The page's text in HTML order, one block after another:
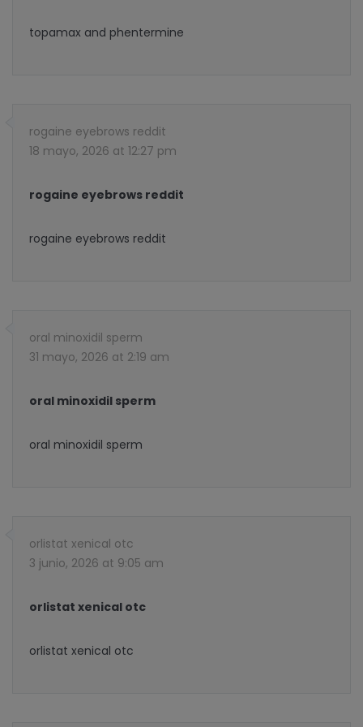
topamax and phentermine
rogaine eyebrows reddit
18 mayo, 2026 at 12:27 pm
rogaine eyebrows reddit
rogaine eyebrows reddit
oral minoxidil sperm
31 mayo, 2026 at 2:19 am
oral minoxidil sperm
oral minoxidil sperm
orlistat xenical otc
3 junio, 2026 at 9:05 am
orlistat xenical otc
orlistat xenical otc